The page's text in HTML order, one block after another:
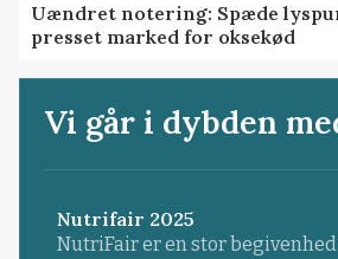
Uændret notering: Spæde
presset marked for oksekød
Vi går i dybden
Nutrifair 2025
NutriFair er en stor